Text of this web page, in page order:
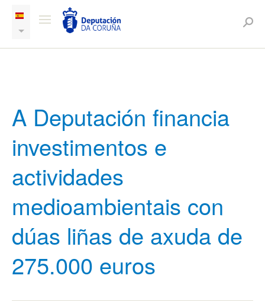
A Deputación financia
investimentos e
actividades
medioambientais con
dúas liñas de axuda de
275.000 euros